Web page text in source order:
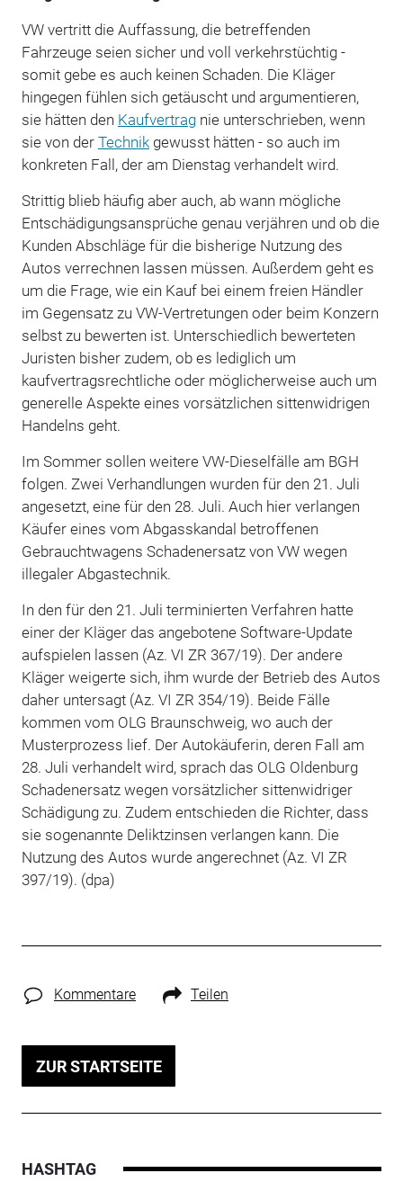
VW vertritt die Auffassung, die betreffenden
Fahrzeuge seien sicher und voll verkehrstüchtig -
somit gebe es auch keinen Schaden. Die Kläger
hingegen fühlen sich getäuscht und argumentieren,
sie hätten den Kaufvertragnie unterschrieben, wenn
sie von der Technikgewusst hätten - so auch im
konkreten Fall, der am Dienstag verhandelt wird.
Strittig blieb häufig aber auch, ab wann mögliche
Entschädigungsansprüche genau verjähren und ob die
Kunden Abschläge für die bisherige Nutzung des
Autos verrechnen lassen müssen. Außerdem geht es
um die Frage, wie ein Kauf bei einem freien Händler
im Gegensatz zu VW-Vertretungen oder beim Konzern
selbst zu bewerten ist. Unterschiedlich bewerteten
Juristen bisher zudem, ob es lediglich um
kaufvertragsrechtliche oder möglicherweise auch um
generelle Aspekte eines vorsätzlichen sittenwidrigen
Handelns geht.
Im Sommer sollen weitere VW-Dieselfälle am BGH
folgen. Zwei Verhandlungen wurden für den 21. Juli
angesetzt, eine für den 28. Juli. Auch hier verlangen
Käufer eines vom Abgasskandal betroffenen
Gebrauchtwagens Schadenersatz von VW wegen
illegaler Abgastechnik.
In den für den 21. Juli terminierten Verfahren hatte
einer der Kläger das angebotene Software-Update
aufspielen lassen (Az. VI ZR 367/19). Der andere
Kläger weigerte sich, ihm wurde der Betrieb des Autos
daher untersagt (Az. VI ZR 354/19). Beide Fälle
kommen vom OLG Braunschweig, wo auch der
Musterprozess lief. Der Autokäuferin, deren Fall am
28. Juli verhandelt wird, sprach das OLG Oldenburg
Schadenersatz wegen vorsätzlicher sittenwidriger
Schädigung zu. Zudem entschieden die Richter, dass
sie sogenannte Deliktzinsen verlangen kann. Die
Nutzung des Autos wurde angerechnet (Az. VI ZR
397/19). (dpa)
Kommentare Teilen
ZUR STARTSEITE
HASHTAG